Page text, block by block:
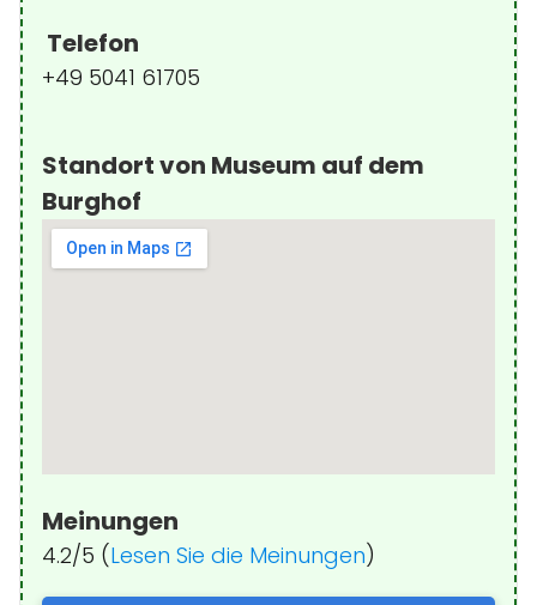
Telefon
+49 5041 61705
Standort von Museum auf dem
Burghof
Meinungen
4.2/5 (Lesen Sie die Meinungen)